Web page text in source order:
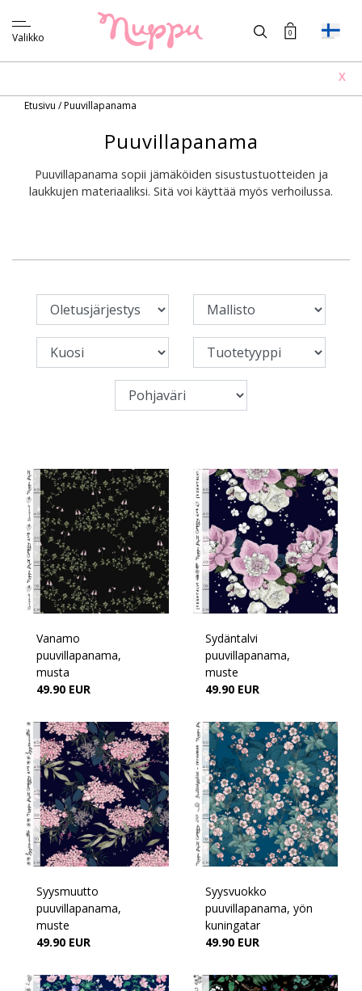
Valikko 0
X
Etusivu /Puuvillapanama
Puuvillapanama
Puuvillapanama sopii jämäköiden sisustustuotteiden ja
laukkujen materiaaliksi. Sitä voi käyttää myös verhoilussa.
Vanamo
puuvillapanama,
musta
49.90 EUR
Sydäntalvi
puuvillapanama,
muste
49.90 EUR
Syysmuutto
puuvillapanama,
muste
49.90 EUR
Syysvuokko
puuvillapanama, yön
kuningatar
49.90 EUR